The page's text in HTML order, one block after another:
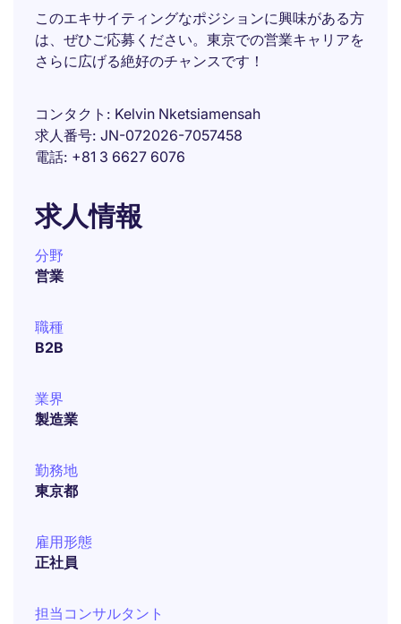
このエキサイティングなポジションに興味がある方
は、ぜひご応募ください。東京での営業キャリアを
さらに広げる絶好のチャンスです！
コンタクト
Kelvin Nketsiamensah
求人番号 JN-072026-7057458
電話 +81 3 6627 6076
求人情報
分野
営業
職種
B2B
業界
製造業
勤務地
東京都
雇用形態
正社員
担当コンサルタント